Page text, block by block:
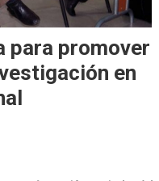
para promover
en